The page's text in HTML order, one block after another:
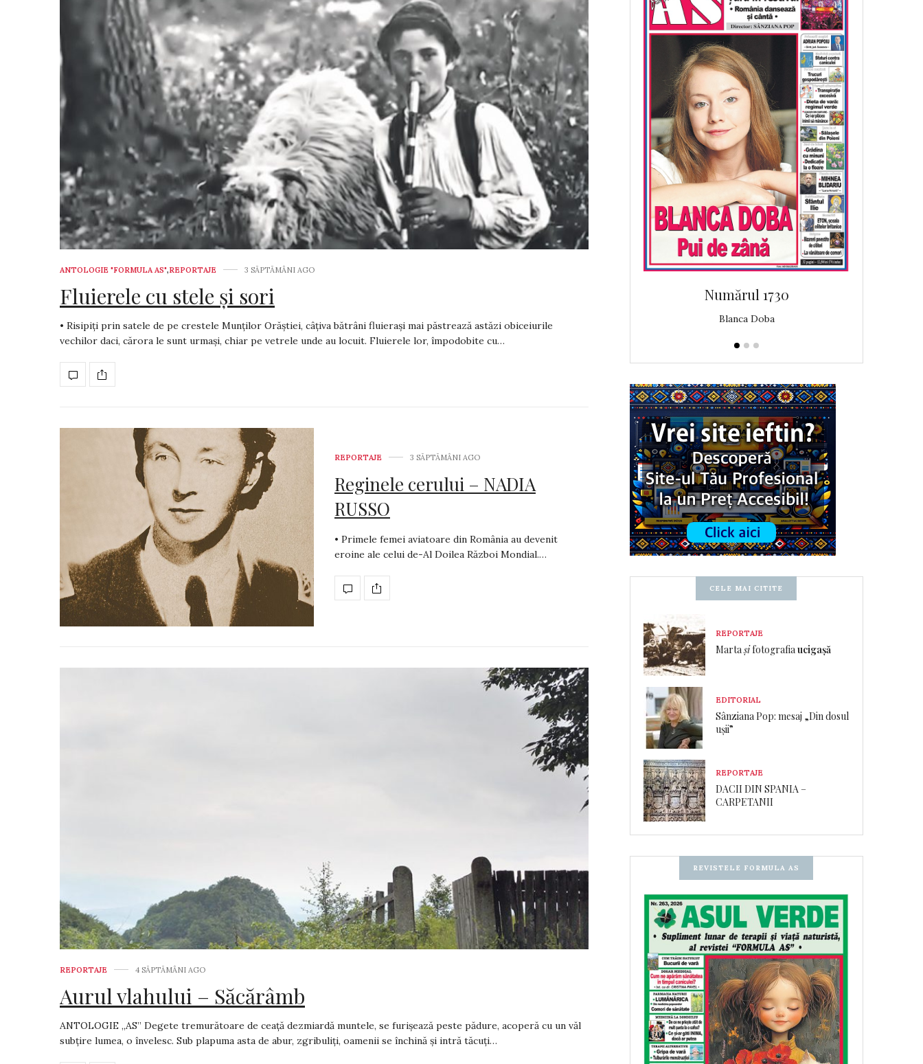
ANTOLOGIE "FORMULA AS",REPORTAJE 3 SĂPTĂMÂNI AGO
Fluierele cu stele și sori
• Risipiți prin satele de pe crestele Munților Orăștiei, câțiva bătrâni fluierași mai păstrează astăzi obiceiurile
vechilor daci, cărora le sunt urmași, chiar pe vetrele unde au locuit. Fluierele lor, împodobite cu…
REPORTAJE 3 SĂPTĂMÂNI AGO
Reginele cerului – NADIA
RUSSO
• Primele femei aviatoare din România au devenit
eroine ale celui de-Al Doilea Război Mondial.…
REPORTAJE 4 SĂPTĂMÂNI AGO
Aurul vlahului – Săcărâmb
ANTOLOGIE „AS” Degete tremurătoare de ceață dezmiardă muntele, se furișează peste pădure, acoperă cu un văl
subțire lumea, o învelesc. Sub plapuma asta de abur, zgribuliți, oamenii se închină și intră tăcuți…
Anita Petruescu
Numărul 1730
Blanca Doba
CELE MAI CITITE
REPORTAJE
Martașifotografiaucigașă
EDITORIAL
Sânziana Pop: mesaj „Din dosul
ușii”
REPORTAJE
DACII DIN SPANIA –
CARPETANII
REVISTELE FORMULA AS